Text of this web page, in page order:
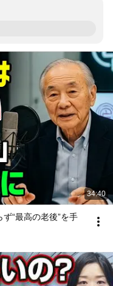
34:40
“最高の老後”を手